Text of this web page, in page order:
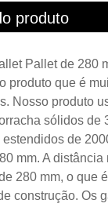
produto
Pallet de 280
produto que é
Nosso produto
sólidos de
de
mm. A distância
280 mm, o que
construção. Os